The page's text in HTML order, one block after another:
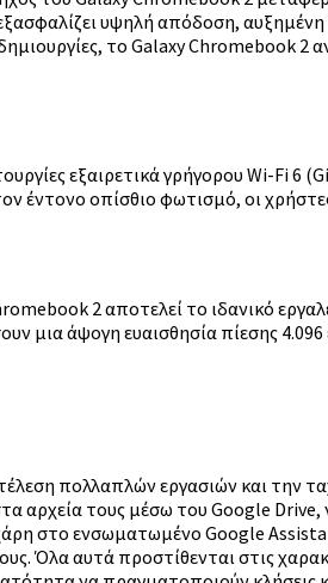
υψηλή απόδοση, αυξημένη
το Galaxy Chromebook 2
εξαιρετικά γρήγορου Wi-Fi 6
έντονο οπίσθιο φωτισμό, οι
2 αποτελεί το ιδανικό
μια άψογη ευαισθησία πίεσης
πολλαπλών εργασιών και την
αρχεία τους μέσω του Google
στο ενσωματωμένο Google
Όλα αυτά προστίθενται στις